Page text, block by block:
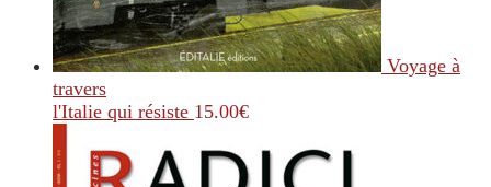
Voyage à
travers
l'Italie qui résiste 15.00€